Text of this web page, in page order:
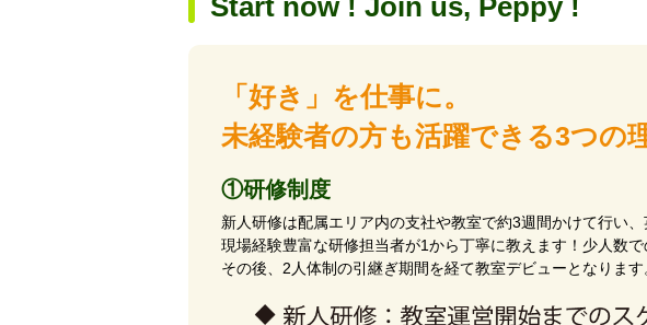
Start now ! Join us, Peppy !
「好き」を仕事に。
未経験者の方も活躍できる3つの
①研修制度
新人研修は配属エリア内の支社や教室で約3週間かけて行い
現場経験豊富な研修担当者が1から丁寧に教えます！少人数
その後、2人体制の引継ぎ期間を経て教室デビューとなります